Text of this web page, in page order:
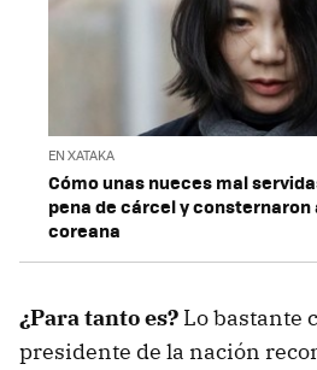
EN XATAKA
Cómo unas nueces mal
pena de cárcel y
coreana
¿Para tanto es? Lo bastante
presidente de la nación